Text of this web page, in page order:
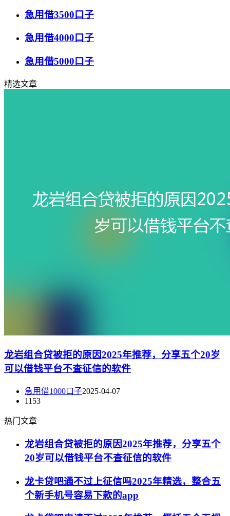
急用借3500口子
急用借4000口子
急用借5000口子
精选文章
龙岩组合贷被拒的原因2025年推荐，分享五个20岁
可以借钱平台不查征信的软件
急用借1000口子2025-04-07
1153
热门文章
龙岩组合贷被拒的原因2025年推荐，分享五个
20岁可以借钱平台不查征信的软件
龙卡贷吧通不过上征信吗2025年精选，整合五
个新手机号容易下款的app